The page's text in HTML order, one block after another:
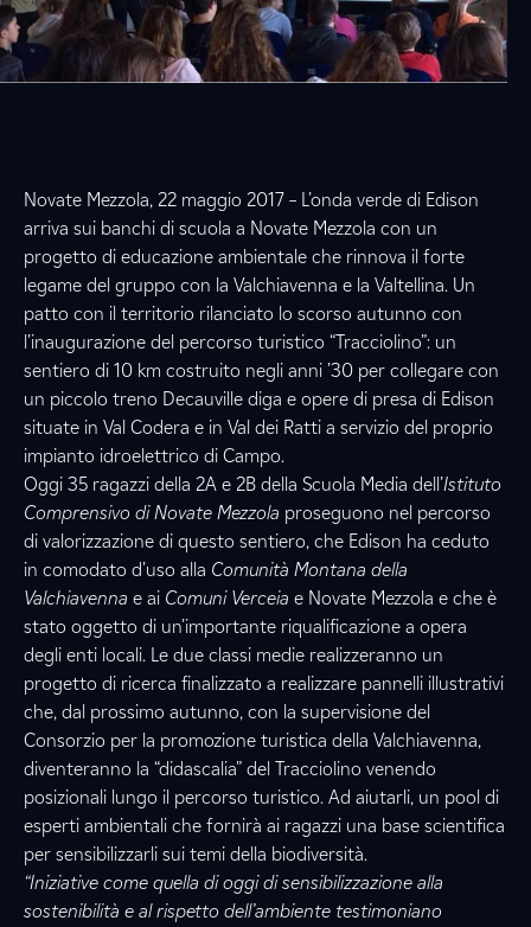
Novate Mezzola, 22 maggio 2017 – L’onda verde di Edison
arriva sui banchi di scuola a Novate Mezzola con un
progetto di educazione ambientale che rinnova il forte
legame del gruppo con la Valchiavenna e la Valtellina. Un
patto con il territorio rilanciato lo scorso autunno con
l’inaugurazione del percorso turistico “Tracciolino”: un
sentiero di 10 km costruito negli anni ’30 per collegare con
un piccolo treno Decauville diga e opere di presa di Edison
situate in Val Codera e in Val dei Ratti a servizio del proprio
impianto idroelettrico di Campo.
Oggi 35 ragazzi della 2A e 2B della Scuola Media dell’Istituto
Comprensivo di Novate Mezzola proseguono nel percorso
di valorizzazione di questo sentiero, che Edison ha ceduto
in comodato d’uso alla Comunità Montana della
Valchiavenna e ai Comuni Verceia e Novate Mezzola e che è
stato oggetto di un’importante riqualificazione a opera
degli enti locali. Le due classi medie realizzeranno un
progetto di ricerca finalizzato a realizzare pannelli illustrativi
che, dal prossimo autunno, con la supervisione del
Consorzio per la promozione turistica della Valchiavenna,
diventeranno la “didascalia” del Tracciolino venendo
posizionali lungo il percorso turistico. Ad aiutarli, un pool di
esperti ambientali che fornirà ai ragazzi una base scientifica
per sensibilizzarli sui temi della biodiversità.
“Iniziative come quella di oggi di sensibilizzazione alla
sostenibilità e al rispetto dell’ambiente testimoniano